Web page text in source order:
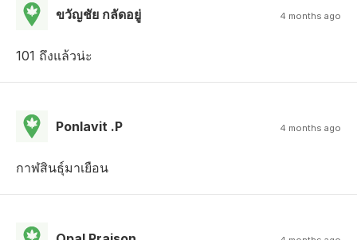
ขวัญชัย กลัดอยู่ 4 months ago
101 ถึงแล้วน่ะ
Ponlavit .P 4 months ago
กาฬสินธุ์มาเยือน